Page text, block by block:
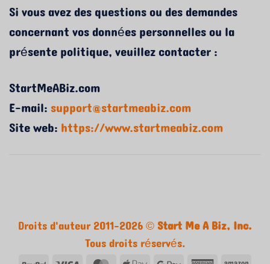
Si vous avez des questions ou des demandes
concernant vos données personnelles ou la
présente politique, veuillez contacter :
StartMeABiz.com
E-mail:support@startmeabiz.com
Site web:https://www.startmeabiz.com
Droits d'auteur 2011-2026 ©Start Me A Biz, Inc.
Tous droits réservés.